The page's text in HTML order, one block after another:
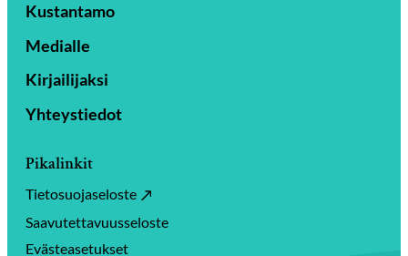
Kustantamo
Medialle
Kirjailijaksi
Yhteystiedot
Pikalinkit
Tietosuojaseloste
Saavutettavuusseloste
Evästeasetukset